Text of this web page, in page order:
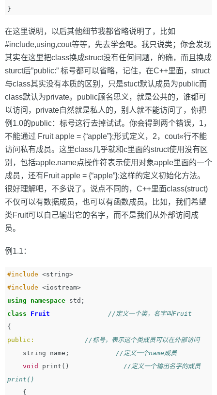
}
在这里说明，以后其他细节我都省略说明了，比如
#include,using,cout等等，先去学会吧。我只说类；你会发现
其实在这里把class换成struct没有任何问题，的确，而且换成
sturct后”public:” 标号都可以省略，记住，在C++里面，struct
与class其实没有本质的区别，只是stuct默认成员为public而
class默认为private。public顾名思义，就是公共的，谁都可
以访问，private自然就是私人的，别人就不能访问了，你把
例1.0的public：标号这行去掉试试。你会得到两个错误，1，
不能通过 Fruit apple = {“apple”};形式定义，2，cout«行不能
访问私有成员。这里class几乎就和c里面的struct使用没有区
别，包括apple.name点操作符表示使用对象apple里面的一个
成员，还有Fruit apple = {“apple”};这样的定义初始化方法。
很好理解吧，不多说了。说点不同的，C++里面class(struct)
不仅可以有数据成员，也可以有函数成员。比如，我们希望
类Fruit可以自己输出它的名字，而不是我们从外部访问成
员。
例1.1：
#include <string>
#include <iostream>
using
namespace std ;
class
Fruit
//定义一个类，名字叫Fruit
{
public:
//标号，表示这个类成员可以在外部访问
string
name ;
void
print ()
//定义一个输出名字的成员
print()
{